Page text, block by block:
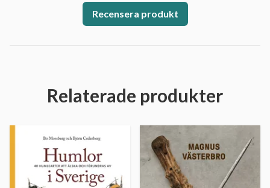
Recensera produkt
Relaterade produkter